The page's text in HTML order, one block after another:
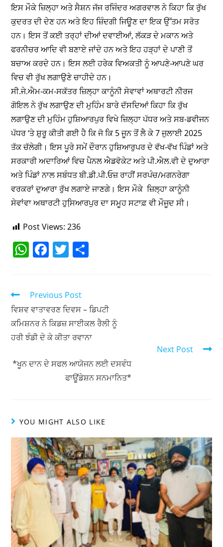
ਇਸ ਮੌਕੇ ਜ਼ਿਲ੍ਹਾ ਅਤੇ ਸੈਸ਼ਨ ਜੱਜ ਰਜਿੰਦਰ ਅਗਰਵਾਲ ਨੇ ਕਿਹਾ ਕਿ ਰੁੱਖ
ਕੁਦਰਤ ਦੀ ਦੇਣ ਹਨ ਅਤੇ ਇਹ ਜ਼ਿੰਦਗੀ ਜਿਊਣ ਦਾ ਇਕ ਉੱਤਮ ਸਰੋਤ
ਹਨ। ਇਸ ਤੋਂ ਕਈ ਤਰ੍ਹਾਂ ਦੀਆਂ ਦਵਾਈਆਂ, ਲੱਕੜ ਦੇ ਮਕਾਨ ਅਤੇ
ਫਰਨੀਚਰ ਆਦਿ ਵੀ ਬਣਾਏ ਜਾਂਦੇ ਹਨ ਅਤੇ ਇਹ ਹੜ੍ਹਾਂ ਦੇ ਪਾਣੀ ਤੋਂ
ਬਚਾਅ ਕਰਦੇ ਹਨ। ਇਸ ਲਈ ਹਰੇਕ ਵਿਅਕਤੀ ਨੂੰ ਆਪਣੇ-ਆਪਣੇ ਘਰ
ਵਿਚ ਵੀ ਰੁੱਖ ਲਗਾਉਣੇ ਚਾਹੀਦੇ ਹਨ।
ਸੀ.ਜੇ.ਐਮ-ਕਮ-ਸਕੱਤਰ ਜ਼ਿਲ੍ਹਾ ਕਾਨੂੰਨੀ ਸੇਵਾਵਾਂ ਅਥਾਰਟੀ ਨੀਰਜ
ਗੋਇਲ ਨੇ ਰੁੱਖ ਲਗਾਉਣ ਦੀ ਮੁਹਿੰਮ ਬਾਰੇ ਦੱਸਦਿਆਂ ਕਿਹਾ ਕਿ ਰੁੱਖ
ਲਗਾਉਣ ਦੀ ਮੁਹਿੰਮ ਹੁਸ਼ਿਆਰਪੁਰ ਵਿਖੇ ਜ਼ਿਲ੍ਹਾ ਪੱਧਰ ਅਤੇ ਸਬ-ਡਵੀਜਨ
ਪੱਧਰ ‘ਤੇ ਸ਼ੁਰੂ ਕੀਤੀ ਗਈ ਹੈ ਕਿ ਜੋ ਕਿ 5 ਜੂਨ ਤੋਂ ਲੈ ਕੇ 7 ਜੁਲਾਈ 2025
ਤੱਕ ਚੱਲੇਗੀ। ਇਸ ਪੂਰੇ ਸਮੇਂ ਦੌਰਾਨ ਹੁਸ਼ਿਆਰੁਪਰ ਦੇ ਵੱਖ-ਵੱਖ ਪਿੰਡਾਂ ਅਤੇ
ਸਰਕਾਰੀ ਅਦਾਰਿਆਂ ਵਿਚ ਪੈਨਲ ਐਡਵੋਕੇਟ ਅਤੇ ਪੀ.ਐਲ.ਵੀ ਦੇ ਦੁਆਰਾ
ਅਤੇ ਪਿੰਡਾਂ ਨਾਲ ਸਬੰਧਤ ਬੀ.ਡੀ.ਪੀ.ਓਜ਼ ਰਾਹੀਂ ਸਰਪੰਚ/ਮਗਨਰੇਗਾ
ਵਰਕਰਾਂ ਦੁਆਰਾ ਰੁੱਖ ਲਗਾਏ ਜਾਣਗੇ। ਇਸ ਮੌਕੇ ਜ਼ਿਲ੍ਹਾ ਕਾਨੂੰਨੀ
ਸੇਵਾਂਵਾ ਅਥਾਰਟੀ ਹੁਸਿ਼ਆਰਪੁਰ ਦਾ ਸਮੂਹ ਸਟਾਫ਼ ਵੀ ਮੌਜੂਦ ਸੀ।
Post Views: 236
W
s
A
p
p
F
e
b
o
o
k
T
er
Previous Post
ਵਿਸ਼ਵ ਵਾਤਾਵਰਣ ਦਿਵਸ – ਡਿਪਟੀ
ਕਮਿਸ਼ਨਰ ਨੇ ਕਿਡਜ਼ ਸਾਈਕਲ ਰੈਲੀ ਨੂੰ
ਹਰੀ ਝੰਡੀ ਦੇ ਕੇ ਕੀਤਾ ਰਵਾਨਾ
Next Post
*ਖੂਨ ਦਾਨ ਦੇ ਸਫਲ ਆਯੋਜਨ ਲਈ ਦਸਵੰਧ
ਫਾਊਂਡੇਸ਼ਨ ਸਨਮਾਨਿਤ*
YOU MIGHT ALSO LIKE